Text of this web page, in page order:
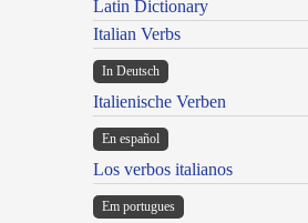
Latin Dictionary
Italian Verbs
In Deutsch
Italienische Verben
En español
Los verbos italianos
Em portugues